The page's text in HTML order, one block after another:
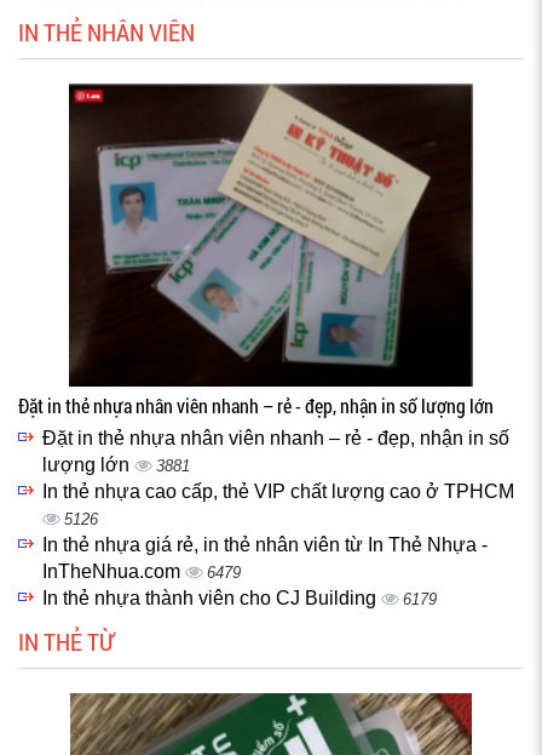
IN THẺ NHÂN VIÊN
Đặt in thẻ nhựa nhân viên nhanh – rẻ - đẹp, nhận in số lượng lớn
Đặt in thẻ nhựa nhân viên nhanh – rẻ - đẹp, nhận in số
lượng lớn
3881
In thẻ nhựa cao cấp, thẻ VIP chất lượng cao ở TPHCM
5126
In thẻ nhựa giá rẻ, in thẻ nhân viên từ In Thẻ Nhựa -
InTheNhua.com
6479
In thẻ nhựa thành viên cho CJ Building 6179
IN THẺ TỪ